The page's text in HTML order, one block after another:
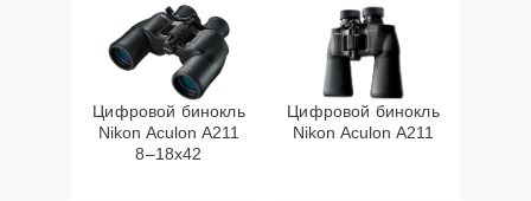
Цифровой бинокль
Nikon Aculon A211
8–18x42
Цифровой бинокль
Nikon Aculon A211